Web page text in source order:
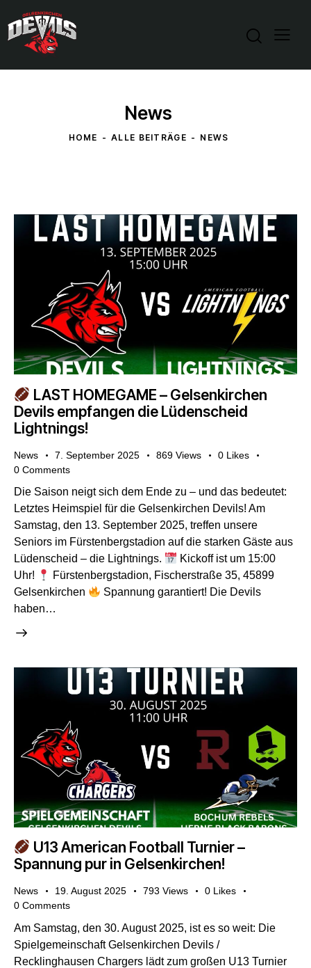
News
HOME ALLE BEITRÄGE NEWS
LAST HOMEGAME – Gelsenkirchen
Devils empfangen die Lüdenscheid
Lightnings!
News 7. September 2025 869 Views 0 Likes
0 Comments
Die Saison neigt sich dem Ende zu – und das bedeutet:
Letztes Heimspiel für die Gelsenkirchen Devils! Am
Samstag, den 13. September 2025, treffen unsere
Seniors im Fürstenbergstadion auf die starken Gäste aus
Lüdenscheid – die Lightnings.
Kickoff ist um 15:00
Uhr!
Fürstenbergstadion, Fischerstraße 35, 45899
Gelsenkirchen
Spannung garantiert! Die Devils
haben…
U13 American Football Turnier –
Spannung pur in Gelsenkirchen!
News 19. August 2025 793 Views 0 Likes
0 Comments
Am Samstag, den 30. August 2025, ist es so weit: Die
Spielgemeinschaft Gelsenkirchen Devils /
Recklinghausen Chargers lädt zum großen U13 Turnier